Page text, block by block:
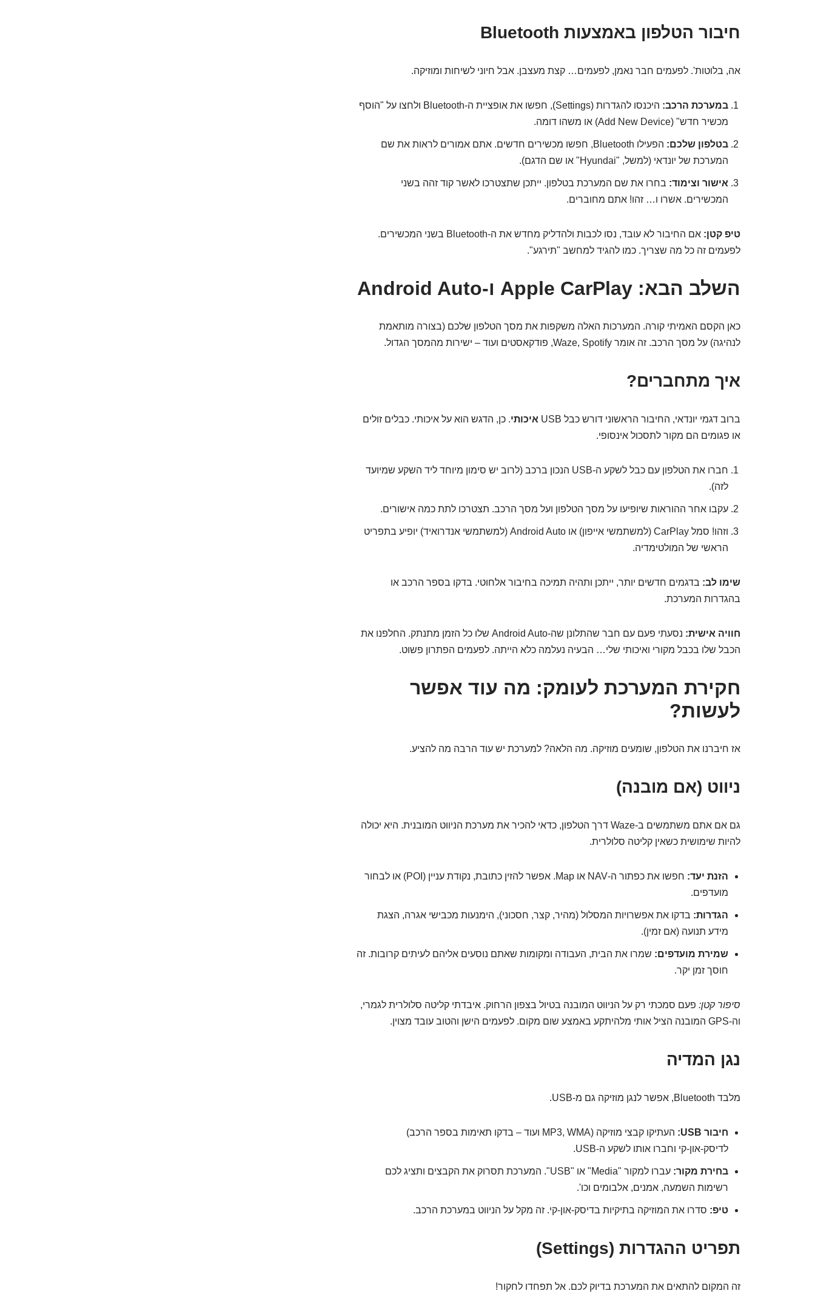
חיבור הטלפון באמצעות Bluetooth
אה, בלוטות'. לפעמים חבר נאמן, לפעמים… קצת מעצבן. אבל חיוני לשיחות ומוזיקה.
במערכת הרכב:
היכנסו להגדרות (Settings), חפשו את אופציית ה-Bluetooth ולחצו על "הוסף
מכשיר חדש" (Add New Device) או משהו דומה.
בטלפון שלכם:
הפעילו Bluetooth, חפשו מכשירים חדשים. אתם אמורים לראות את שם
המערכת של יונדאי (למשל, "Hyundai" או שם הדגם).
אישור וצימוד: בחרו את שם המערכת בטלפון. ייתכן שתצטרכו לאשר קוד זהה בשני
המכשירים. אשרו ו… זהו! אתם מחוברים.
טיפ קטן:
אם החיבור לא עובד, נסו לכבות ולהדליק מחדש את ה-Bluetooth בשני המכשירים.
לפעמים זה כל מה שצריך. כמו להגיד למחשב "תירגע".
השלב הבא: Apple CarPlay ו-Android Auto
כאן הקסם האמיתי קורה. המערכות האלה משקפות את מסך הטלפון שלכם (בצורה מותאמת
לנהיגה) על מסך הרכב. זה אומר Waze, Spotify, פודקאסטים ועוד – ישירות מהמסך הגדול.
איך מתחברים?
ברוב דגמי יונדאי, החיבור הראשוני דורש כבל USB איכותי. כן, הדגש הוא על איכותי. כבלים זולים
או פגומים הם מקור לתסכול אינסופי.
חברו את הטלפון עם כבל לשקע ה-USB הנכון ברכב (לרוב יש סימון מיוחד ליד השקע שמיועד
לזה).
עקבו אחר ההוראות שיופיעו על מסך הטלפון ועל מסך הרכב. תצטרכו לתת כמה אישורים.
וזהו! סמל CarPlay (למשתמשי אייפון) או Android Auto (למשתמשי אנדרואיד) יופיע בתפריט
הראשי של המולטימדיה.
שימו לב: בדגמים חדשים יותר, ייתכן ותהיה תמיכה בחיבור אלחוטי. בדקו בספר הרכב או
בהגדרות המערכת.
חוויה אישית:
נסעתי פעם עם חבר שהתלונן שה-Android Auto שלו כל הזמן מתנתק. החלפנו את
הכבל שלו בכבל מקורי ואיכותי שלי… הבעיה נעלמה כלא הייתה. לפעמים הפתרון פשוט.
חקירת המערכת לעומק: מה עוד אפשר
לעשות?
אז חיברנו את הטלפון, שומעים מוזיקה. מה הלאה? למערכת יש עוד הרבה מה להציע.
ניווט (אם מובנה)
גם אם אתם משתמשים ב-Waze דרך הטלפון, כדאי להכיר את מערכת הניווט המובנית. היא יכולה
להיות שימושית כשאין קליטה סלולרית.
הזנת יעד:
חפשו את כפתור ה-NAV או Map. אפשר להזין כתובת, נקודת עניין (POI) או לבחור
מועדפים.
הגדרות: בדקו את אפשרויות המסלול (מהיר, קצר, חסכוני), הימנעות מכבישי אגרה, הצגת
מידע תנועה (אם זמין).
שמירת מועדפים: שמרו את הבית, העבודה ומקומות שאתם נוסעים אליהם לעיתים קרובות. זה
חוסך זמן יקר.
סיפור קטן: פעם סמכתי רק על הניווט המובנה בטיול בצפון הרחוק. איבדתי קליטה סלולרית לגמרי,
וה-GPS המובנה הציל אותי מלהיתקע באמצע שום מקום. לפעמים הישן והטוב עובד מצוין.
נגן המדיה
מלבד Bluetooth, אפשר לנגן מוזיקה גם מ-USB.
חיבור USB:
העתיקו קבצי מוזיקה (MP3, WMA ועוד – בדקו תאימות בספר הרכב)
לדיסק-און-קי וחברו אותו לשקע ה-USB.
בחירת מקור:
עברו למקור "Media" או "USB". המערכת תסרוק את הקבצים ותציג לכם
רשימות השמעה, אמנים, אלבומים וכו'.
טיפ: סדרו את המוזיקה בתיקיות בדיסק-און-קי. זה מקל על הניווט במערכת הרכב.
תפריט ההגדרות (Settings)
זה המקום להתאים את המערכת בדיוק לכם. אל תפחדו לחקור!